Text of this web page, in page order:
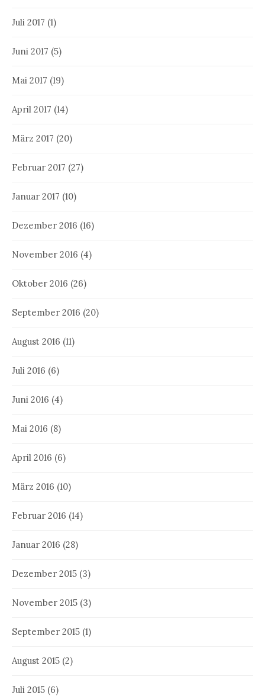
Juli 2017 (1)
Juni 2017 (5)
Mai 2017 (19)
April 2017 (14)
März 2017 (20)
Februar 2017 (27)
Januar 2017 (10)
Dezember 2016 (16)
November 2016 (4)
Oktober 2016 (26)
September 2016 (20)
August 2016 (11)
Juli 2016 (6)
Juni 2016 (4)
Mai 2016 (8)
April 2016 (6)
März 2016 (10)
Februar 2016 (14)
Januar 2016 (28)
Dezember 2015 (3)
November 2015 (3)
September 2015 (1)
August 2015 (2)
Juli 2015 (6)